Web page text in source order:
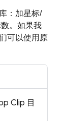
：加星标/
。如果我
可以使用原
Clip 目